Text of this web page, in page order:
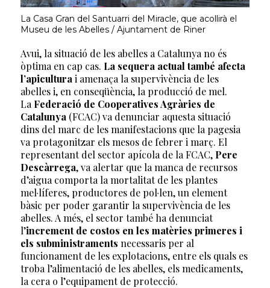
La Casa Gran del Santuarri del Miracle, que acollirà el
Museu de les Abelles / Ajuntament de Riner
Avui, la situació de les abelles a Catalunya no és
òptima en cap cas. La sequera actual també afecta
l’apicultura i amenaça la supervivència de les
abelles i, en conseqüència, la producció de mel.
La Federació de Cooperatives Agràries de
Catalunya (FCAC) va denunciar aquesta situació
dins del marc de les manifestacions que la pagesia
va protagonitzar els mesos de febrer i març. El
representant del sector apícola de la FCAC, Pere
Descàrrega, va alertar que la manca de recursos
d’aigua comporta la mortalitat de les plantes
mel·líferes, productores de pol·len, un element
bàsic per poder garantir la supervivència de les
abelles. A més, el sector també ha denunciat
l’increment de costos en les matèries primeres i
els subministraments necessaris per al
funcionament de les explotacions, entre els quals es
troba l’alimentació de les abelles, els medicaments,
la cera o l’equipament de protecció.